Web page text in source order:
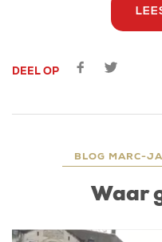
DEEL OP
BLOG MARC-
Waar